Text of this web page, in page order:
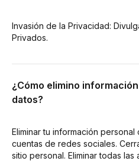
Invasión de la Privacidad:
Privados.
¿Cómo elimino
datos?
Eliminar tu información personal
cuentas de redes sociales.
sitio personal. Eliminar todas